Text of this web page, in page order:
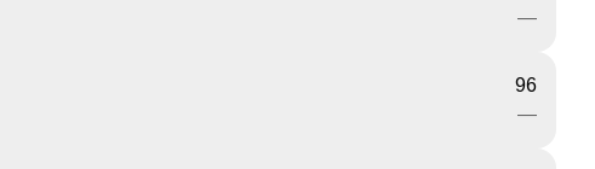
—
96
—